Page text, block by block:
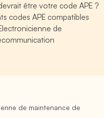
être votre code APE ?
codes APE compatibles
de
de maintenance de